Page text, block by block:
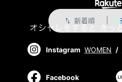
swap_vert 新着順
Instagram WOMEN /
Facebook